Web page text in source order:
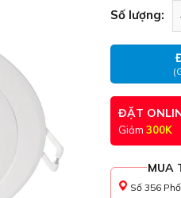
Số lượng:
ĐẶT
Giảm 300K
MUA
Số 356